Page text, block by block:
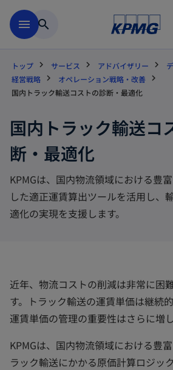
menu search
トップ サービス アドバイザリー
経営戦略
オペレーション戦略・改善
国内トラック輸送コストの診断・最適化
国内トラック輸送コ
断・最適化
KPMGは、国内物流領域における豊
した適正運賃算出ツールを活用し、
適化の実現を支援します。
近年、物流コストの削減は非常に困
す。トラック輸送の運賃単価は継続
運賃単価の管理の重要性はさらに増し
KPMGは、国内物流領域における豊
ラック輸送にかかる原価計算ロジッ